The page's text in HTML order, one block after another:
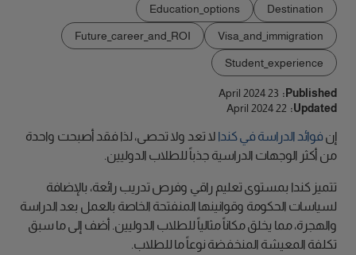
Destination
Education_options
Visa_and_immigration
Future_career_and_ROI
Student_experience
Published:
23 April 2024
Updated:
22 April 2024
إن فوائد الدراسة في كندا لا تعد ولا تحصى، لذا فقد أصبحت واحدة
من أكثر الوجهات الدراسية جذباً للطلاب الدوليين.
تتميز كندا بمستوى تعليم راقي وفرص تدريب رائعة، بالإضافة
لسياسات الحكومة وقوانينها المنفتحة الخاصة بالعمل بعد الدراسة
والهجرة، مما يخلق مكاناً مثالياً للطلاب الدوليين. أضف إلى ما سبق
تكلفة المعيشة المنخفضة نوعاً ما للطلاب.